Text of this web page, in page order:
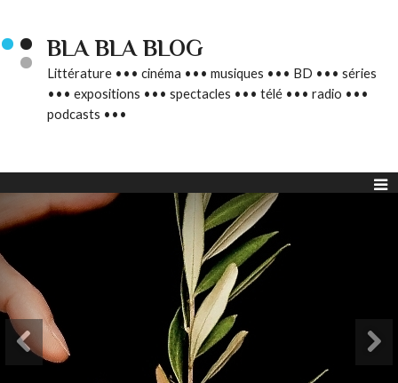
BLA BLA BLOG
Littérature ••• cinéma ••• musiques ••• BD ••• séries
••• expositions ••• spectacles ••• télé ••• radio •••
podcasts •••